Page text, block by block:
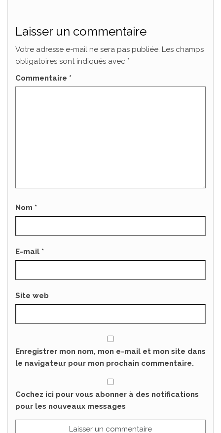
Laisser un commentaire
Votre adresse e-mail ne sera pas publiée. Les champs
obligatoires sont indiqués avec *
Commentaire *
Nom *
E-mail *
Site web
Enregistrer mon nom, mon e-mail et mon site dans
le navigateur pour mon prochain commentaire.
Cochez ici pour vous abonner à des notifications
pour les nouveaux messages